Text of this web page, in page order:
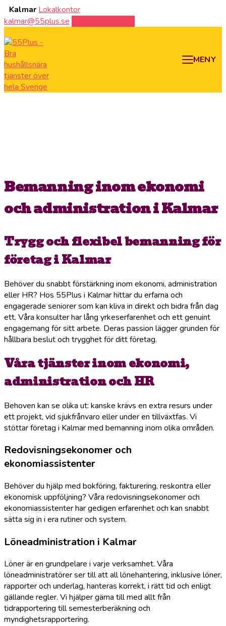
Kalmar Lokalkontor
kalmar@55plus.se
MENY
Bemanning inom ekonomi
och administration i Kalmar
Trygg och flexibel bemanning för
företag i Kalmar
Behöver du snabbt förstärkning inom ekonomi, administration
eller HR? Hos 55Plus i Kalmar hittar du erfarna och
engagerade seniorer som kan kliva in direkt och bidra från dag
ett. Våra konsulter har lång yrkeserfarenhet och ett genuint
engagemang för sitt arbete. Deras passion lägger grunden för
hållbara beslut och trygghet för ditt företag.
Våra tjänster inom ekonomi,
administration och HR
Behoven kan se olika ut: kanske krävs en extra resurs under
ett projekt, vid sjukfrånvaro eller under en tillväxtfas. Vi
stöttar företag i Kalmar med bemanning inom olika områden.
Redovisningsekonomer och
ekonomiassistenter
Behöver du hjälp med bokföring, fakturering, reskontra eller
ekonomisk uppföljning? Våra redovisningsekonomer och
ekonomiassistenter har gedigen erfarenhet och kan snabbt
sätta sig in i era rutiner och system.
Löneadministration i Kalmar
Löner är en grundpelare i varje verksamhet. Våra
löneadministratörer ser till att all lönehantering, inklusive löner,
rapporter och underlag, hanteras korrekt, i rätt tid och enligt
gällande regler. Vi hjälper gärna till med allt från
tidrapportering till semesterberäkning och
myndighetsrapportering.